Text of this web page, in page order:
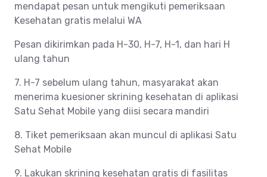
mendapat pesan untuk mengikuti pemeriksaan
Kesehatan gratis melalui WA
Pesan dikirimkan pada H-30, H-7, H-1, dan hari H
ulang tahun
7. H-7 sebelum ulang tahun, masyarakat akan
menerima kuesioner skrining kesehatan di aplikasi
Satu Sehat Mobile yang diisi secara mandiri
8. Tiket pemeriksaan akan muncul di aplikasi Satu
Sehat Mobile
9. Lakukan skrining kesehatan gratis di fasilitas